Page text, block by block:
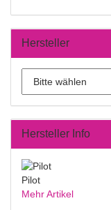
Hersteller
Hersteller Info
Pilot
Mehr Artikel